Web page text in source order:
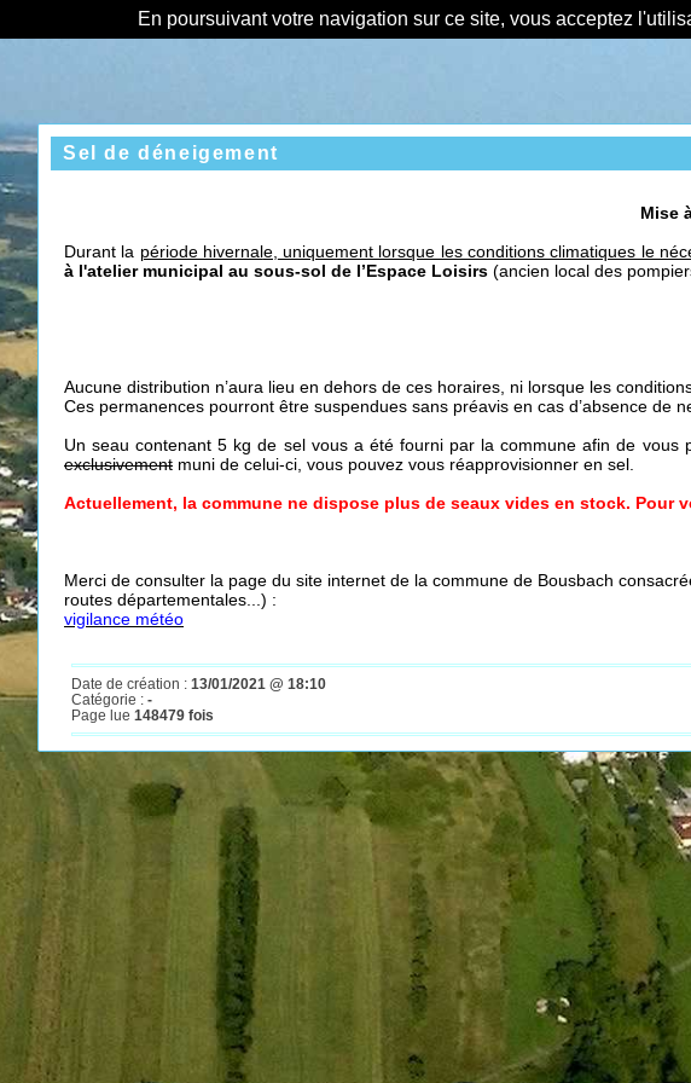
En poursuivant votre navigation sur ce site, vous acceptez
Sel de déneigement
Mise
Durant la période hivernale, uniquement lorsque les conditions climatiques le
à l'atelier municipal au sous-sol de l’Espace Loisirs (ancien local des
Aucune distribution n’aura lieu en dehors de ces horaires, ni lorsque les
Ces permanences pourront être suspendues sans préavis en cas d’absence de
Un seau contenant 5 kg de sel vous a été fourni par la commune afin de vous
exclusivement muni de celui-ci, vous pouvez vous réapprovisionner en sel.
Actuellement, la commune ne dispose plus de seaux vides en stock. Pour
Merci de consulter la page du site internet de la commune de Bousbach
routes départementales...) :
vigilance météo
Date de création : 13/01/2021 @ 18:10
Catégorie : -
Page lue 148479 fois